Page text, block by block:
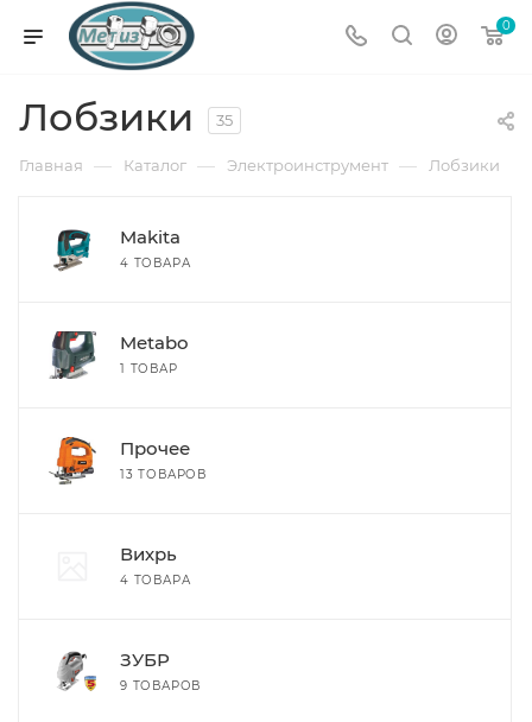
0
Лобзики 35
Главная — Каталог — Электроинструмент — Лобзики
Makita
4 ТОВАРА
Metabo
1 ТОВАР
Прочее
13 ТОВАРОВ
Вихрь
4 ТОВАРА
ЗУБР
9 ТОВАРОВ